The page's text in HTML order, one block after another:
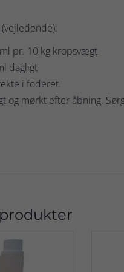
pr. 10 kg kropsvægt
dagligt
i foderet.
og mørkt efter åbning.